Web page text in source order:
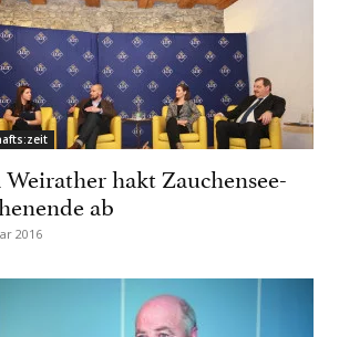
hakt Zauchensee-
ab
2016